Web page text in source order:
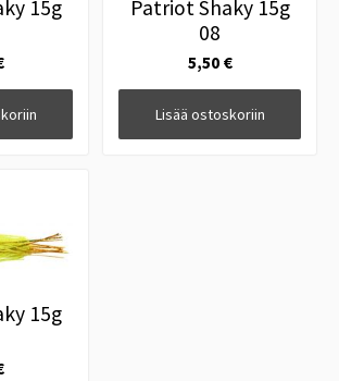
15g
Patriot Shaky 15g
08
5,50 €
Lisää ostoskoriin
15g